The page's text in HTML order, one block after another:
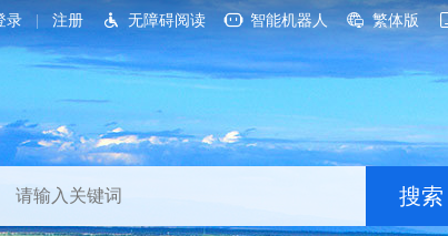
录 注册 无障碍阅读 智能机器人 繁体版